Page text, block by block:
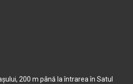
200 m până la întrarea în Satul